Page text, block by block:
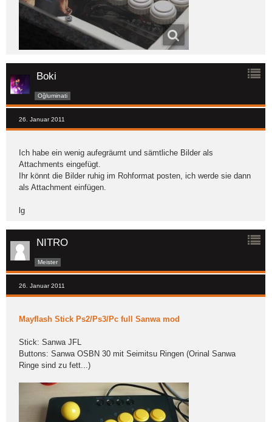
Boki
Oğluminati
26. Januar 2011
Ich habe ein wenig aufegräumt und sämtliche Bilder als
Attachments eingefügt.
Ihr könnt die Bilder ruhig im Rohformat posten, ich werde sie dann
als Attachment einfügen.
lg
NITRO
Meister
26. Januar 2011
Mayflash Stick Ps2/Ps3/Pc full Sanwa mod
Stick: Sanwa JFL
Buttons: Sanwa OSBN 30 mit Seimitsu Ringen (Orinal Sanwa
Ringe sind zu fett...)